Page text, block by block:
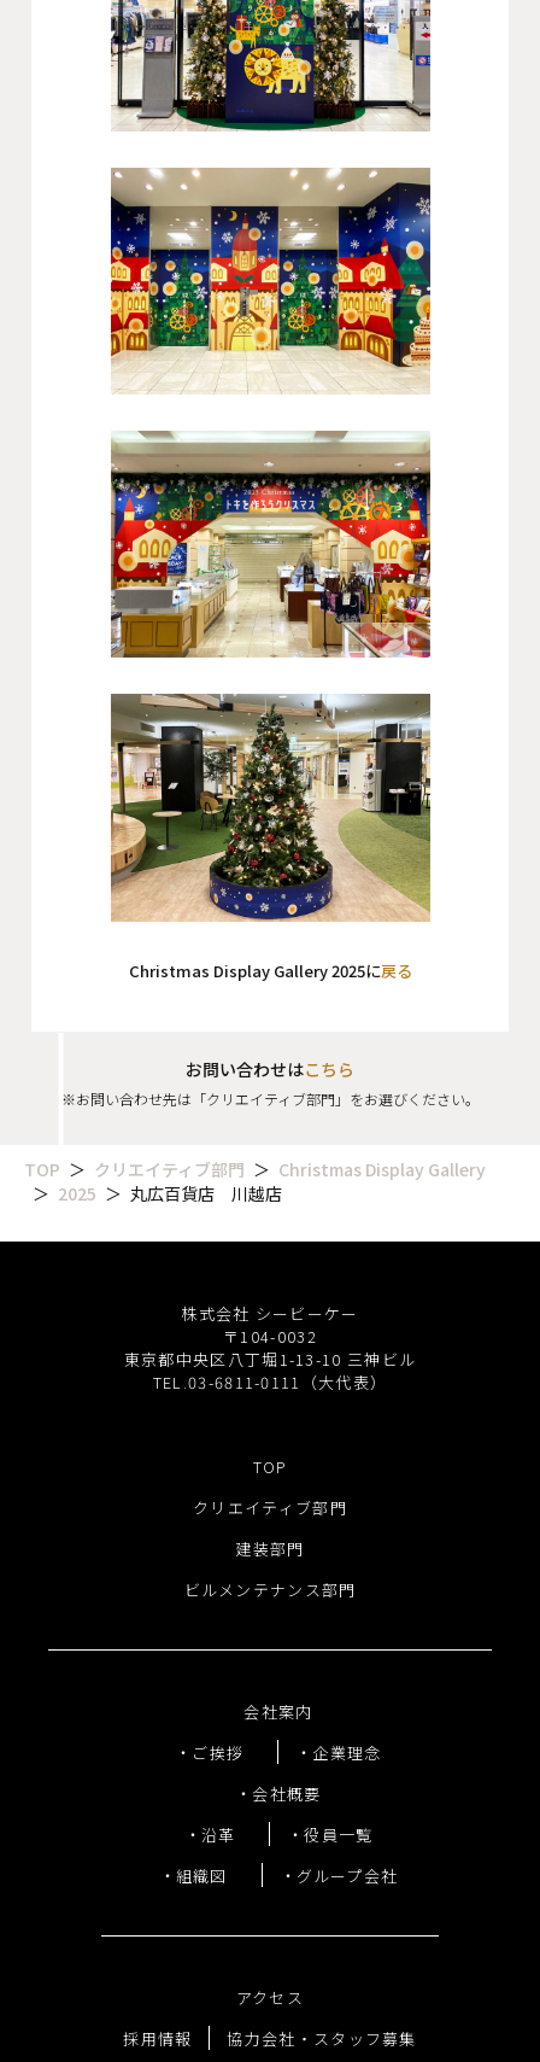
Christmas Display Gallery 2025に戻る
お問い合わせはこちら
※お問い合わせ先は「クリエイティブ部門」をお選びください。
TOP クリエイティブ部門
Christmas Display Gallery
2025
丸広百貨店 川越店
株式会社 シービーケー
〒104-0032
東京都中央区八丁堀1-13-10 三神ビル
TEL.03-6811-0111（大代表）
TOP
クリエイティブ部門
建装部門
ビルメンテナンス部門
会社案内
ご挨拶
企業理念
会社概要
沿革
役員一覧
組織図
グループ会社
アクセス
採用情報
協力会社・スタッフ募集